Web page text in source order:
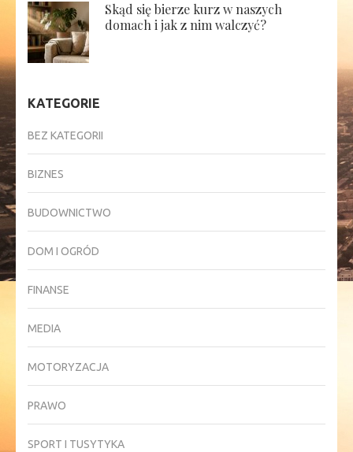
Skąd się bierze kurz w naszych
domach i jak z nim walczyć?
KATEGORIE
BEZ KATEGORII
BIZNES
BUDOWNICTWO
DOM I OGRÓD
FINANSE
MEDIA
MOTORYZACJA
PRAWO
SPORT I TUSYTYKA